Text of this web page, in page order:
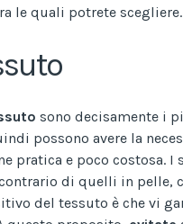
le quali potrete scegliere.
sono decisamente i
possono avere la
pratica e poco costosa.
di quelli in pelle,
del tessuto è che vi